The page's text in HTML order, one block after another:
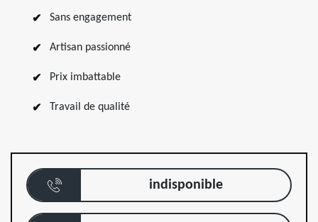
Sans engagement
Artisan passionné
Prix imbattable
Travail de qualité
indisponible